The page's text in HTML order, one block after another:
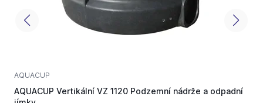
AQUACUP
AQUACUP Vertikální VZ 1120 Podzemní nádrže a odpadní